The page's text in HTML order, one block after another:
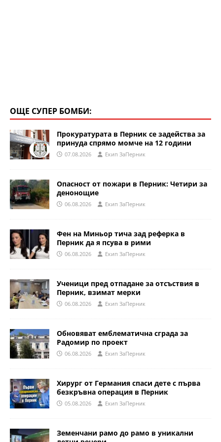
ОЩЕ СУПЕР БОМБИ:
Прокуратурата в Перник се задейства за
принуда спрямо момче на 12 години
07.08.2026 Eкип ЗаПерник
Опасност от пожари в Перник: Четири за
денонощие
06.08.2026 Eкип ЗаПерник
Фен на Миньор тича зад реферка в
Перник да я псува в рими
06.08.2026 Eкип ЗаПерник
Ученици пред отпадане за отсъствия в
Перник, взимат мерки
06.08.2026 Eкип ЗаПерник
Обновяват емблематична сграда за
Радомир по проект
06.08.2026 Eкип ЗаПерник
Хирург от Германия спаси дете с първа
безкръвна операция в Перник
05.08.2026 Eкип ЗаПерник
Земенчани рамо до рамо в уникални